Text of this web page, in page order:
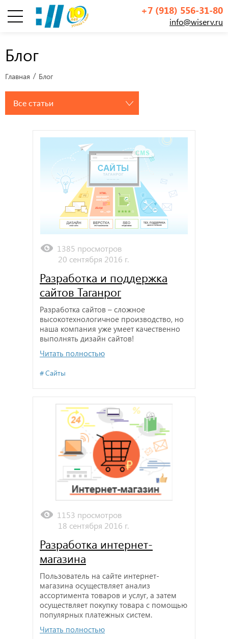
+7 (918) 556-31-80
info@wiserv.ru
Блог
Главная Блог
Все статьи
1385 просмотров
20 сентября 2016 г.
Разработка и поддержка
сайтов Таганрог
Разработка сайтов – сложное
высокотехнологичное производство, но
наша компания уже умеет качественно
выполнять дизайн сайтов!
Читать полностью
Сайты
1153 просмотров
18 сентября 2016 г.
Разработка интернет-
магазина
Пользователь на сайте интернет-
магазина осуществляет анализ
ассортимента товаров и услуг, а затем
осуществляет покупку товара с помощью
популярных платежных систем.
Читать полностью